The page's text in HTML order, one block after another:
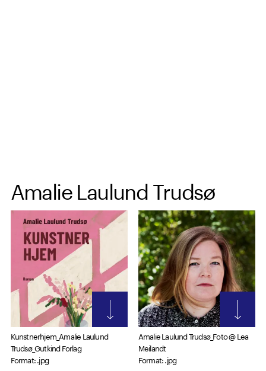
Amalie Laulund Trudsø
Kunstnerhjem_Amalie Laulund
Trudsø_Gutkind Forlag
Format: .jpg
Amalie Laulund Trudsø_Foto @ Lea
Meilandt
Format: .jpg